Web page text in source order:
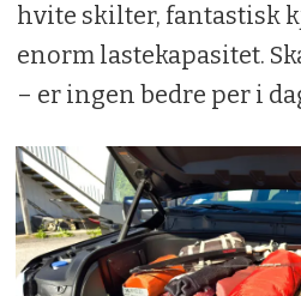
hvite skilter, fantastisk
enorm lastekapasitet.
– er ingen bedre per i